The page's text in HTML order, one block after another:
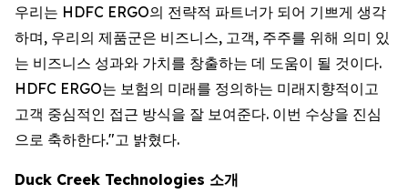
우리는 HDFC ERGO의 전략적 파트너가 되어 기쁘게 생각
하며, 우리의 제품군은 비즈니스, 고객, 주주를 위해 의미 있
는 비즈니스 성과와 가치를 창출하는 데 도움이 될 것이다.
HDFC ERGO는 보험의 미래를 정의하는 미래지향적이고
고객 중심적인 접근 방식을 잘 보여준다. 이번 수상을 진심
으로 축하한다."고 밝혔다.
Duck Creek Technologies 소개